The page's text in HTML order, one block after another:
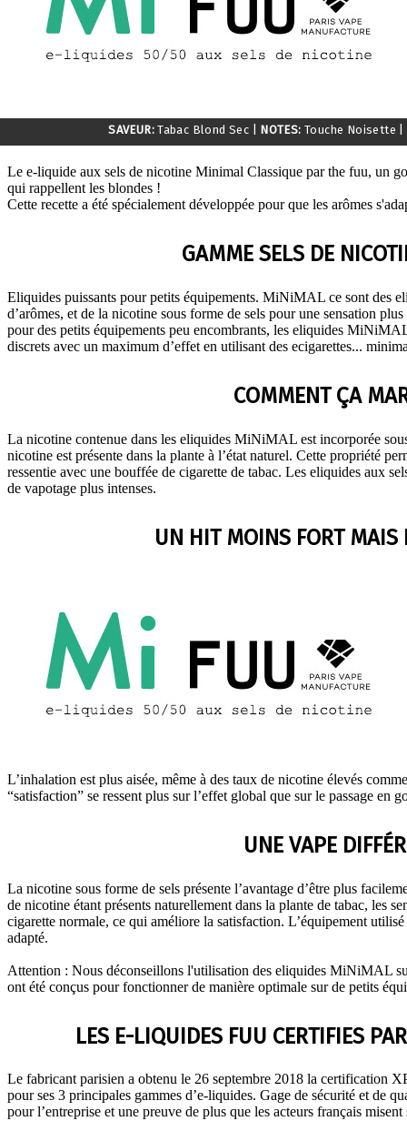
SAVEUR:Tabac Blond Sec NOTES: Touche Noisette
Le e-liquide aux sels de nicotine Minimal Classique par the fuu, un
qui rappellent les blondes !
Cette recette a été spécialement développée pour que les arômes
GAMME SELS DE
Eliquides puissants pour petits équipements. MiNiMAL ce sont des
d’arômes, et de la nicotine sous forme de sels pour une sensation
pour des petits équipements peu encombrants, les eliquides
discrets avec un maximum d’effet en utilisant des ecigarettes...
COMMENT ÇA
La nicotine contenue dans les eliquides MiNiMAL est incorporée
nicotine est présente dans la plante à l’état naturel. Cette propriété
ressentie avec une bouffée de cigarette de tabac. Les eliquides aux
de vapotage plus intenses.
UN HIT MOINS FORT MAIS
L’inhalation est plus aisée, même à des taux de nicotine élevés
“satisfaction” se ressent plus sur l’effet global que sur le passage en
UNE VAPE
La nicotine sous forme de sels présente l’avantage d’être plus
de nicotine étant présents naturellement dans la plante de tabac, les
cigarette normale, ce qui améliore la satisfaction. L’équipement
adapté.
Attention : Nous déconseillons l'utilisation des eliquides MiNiMAL
ont été conçus pour fonctionner de manière optimale sur de petits
LES E-LIQUIDES FUU CERTIFIES
Le fabricant parisien a obtenu le 26 septembre 2018 la certification
pour ses 3 principales gammes d’e-liquides. Gage de sécurité et de
pour l’entreprise et une preuve de plus que les acteurs français